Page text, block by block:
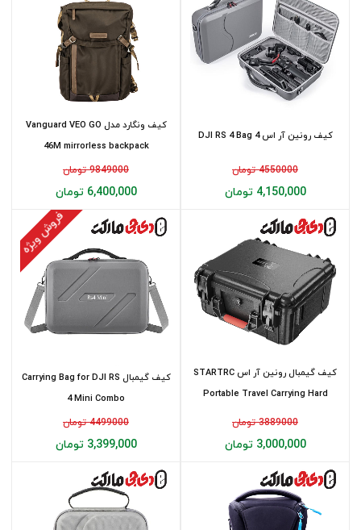
کیف ونگارد مدل Vanguard VEO GO
46M mirrorless backpack
9849000 تومان
6,400,000 تومان
کیف رونین آر اس 4 DJI RS 4 Bag
4550000 تومان
4,150,000 تومان
فروش ویژه
کیف گیمبال Carrying Bag for DJI RS
4 Mini Combo
4499000 تومان
3,399,000 تومان
کیف گیمبال رونین آر اس STARTRC
Portable Travel Carrying Hard
3889000 تومان
3,000,000 تومان